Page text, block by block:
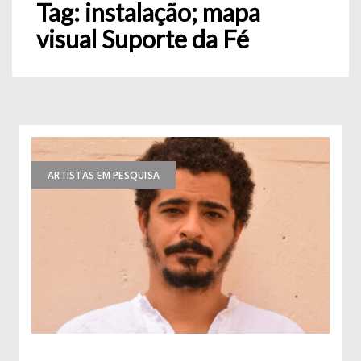
Tag: instalação; mapa
visual Suporte da Fé
ARTISTAS EM PESQUISA